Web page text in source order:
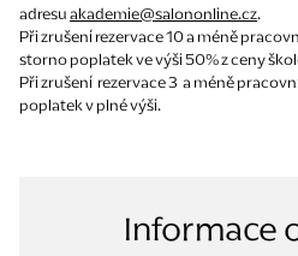
adresuakademie@salononline.cz.
Při zrušení rezervace 10 a méně
storno poplatek ve výši 50% z ceny
Při zrušení rezervace 3 a méně
poplatek v plné výši.
Informace